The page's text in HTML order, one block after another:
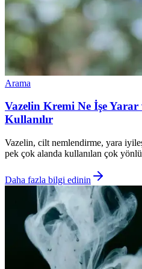
Arama
Vazelin Kremi Ne İşe Yarar
Kullanılır
Vazelin, cilt nemlendirme, yara
pek çok alanda kullanılan çok
Daha fazla bilgi edinin